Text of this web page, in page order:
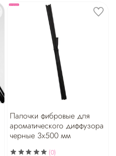
Хит продаж
Палочки фибровые для
ароматического диффузора
черные 3х500 мм
(0)